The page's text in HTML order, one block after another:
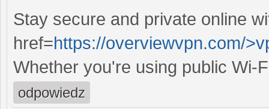
Stay secure and private online
href=https://overviewvpn.com/
Whether you're using public Wi-
odpowiedz